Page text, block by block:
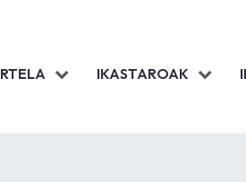
IKASTAROAK